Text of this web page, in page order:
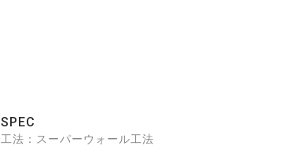
SPEC
工法：スーパーウォール工法